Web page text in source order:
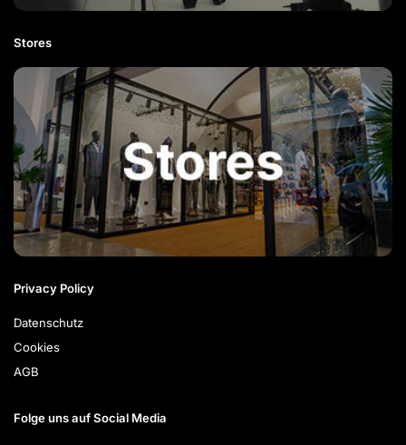
Stores
Privacy Policy
Datenschutz
Cookies
AGB
Folge uns auf Social Media